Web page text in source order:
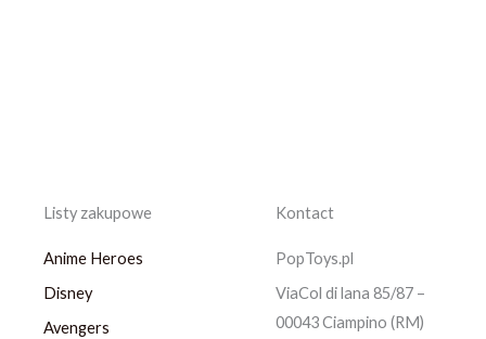
Listy zakupowe
Anime Heroes
Disney
Avengers
Kontact
PopToys.pl
ViaCol di lana 85/87 –
00043 Ciampino (RM)